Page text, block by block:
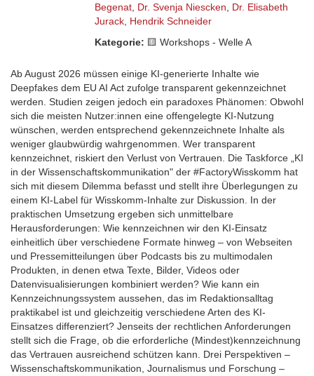
Begenat, Dr. Svenja Niescken, Dr. Elisabeth
Jurack, Hendrik Schneider
Kategorie: 🟨​ Workshops - Welle A
Ab August 2026 müssen einige KI-generierte Inhalte wie
Deepfakes dem EU AI Act zufolge transparent gekennzeichnet
werden. Studien zeigen jedoch ein paradoxes Phänomen: Obwohl
sich die meisten Nutzer:innen eine offengelegte KI-Nutzung
wünschen, werden entsprechend gekennzeichnete Inhalte als
weniger glaubwürdig wahrgenommen. Wer transparent
kennzeichnet, riskiert den Verlust von Vertrauen. Die Taskforce „KI
in der Wissenschaftskommunikation" der #FactoryWisskomm hat
sich mit diesem Dilemma befasst und stellt ihre Überlegungen zu
einem KI-Label für Wisskomm-Inhalte zur Diskussion. In der
praktischen Umsetzung ergeben sich unmittelbare
Herausforderungen: Wie kennzeichnen wir den KI-Einsatz
einheitlich über verschiedene Formate hinweg – von Webseiten
und Pressemitteilungen über Podcasts bis zu multimodalen
Produkten, in denen etwa Texte, Bilder, Videos oder
Datenvisualisierungen kombiniert werden? Wie kann ein
Kennzeichnungssystem aussehen, das im Redaktionsalltag
praktikabel ist und gleichzeitig verschiedene Arten des KI-
Einsatzes differenziert? Jenseits der rechtlichen Anforderungen
stellt sich die Frage, ob die erforderliche (Mindest)kennzeichnung
das Vertrauen ausreichend schützen kann. Drei Perspektiven –
Wissenschaftskommunikation, Journalismus und Forschung –